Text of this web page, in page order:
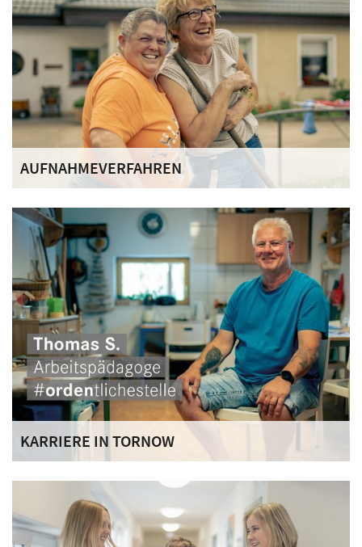
AUFNAHMEVERFAHREN
fortgeschrittenen Alkohol- und/oder
Medikamentenabhängigkeit, die zukünftig abstinent leben
wollen.
KARRIERE IN TORNOW
Wir bieten Ihnen ein sehr kollegiales Miteinander in einem
sympathischen, innovativen, humorvollen Team.